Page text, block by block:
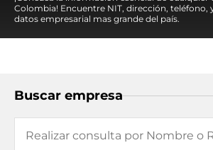
Colombia! Encuentre NIT, dirección, teléfono,
datos empresarial mas grande del país.
Buscar empresa